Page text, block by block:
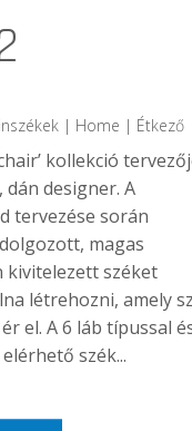
| Home | Étkező
kollekció
dán designer. A
tervezése során
magas
kivitelezett széket
létrehozni, amely
el. A 6 láb típussal
szék...